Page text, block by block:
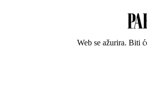
Web se ažurira. Biti